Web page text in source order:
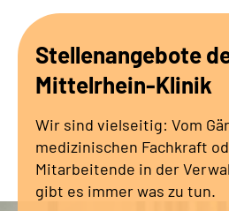
Unsere Angebote
Karriere
Zuweisende &
Stellenangebote
Mittelrhein-Klinik
Wir sind vielseitig: Vom
medizinischen Fachkraft
Mitarbeitende in der
gibt es immer was zu tun.